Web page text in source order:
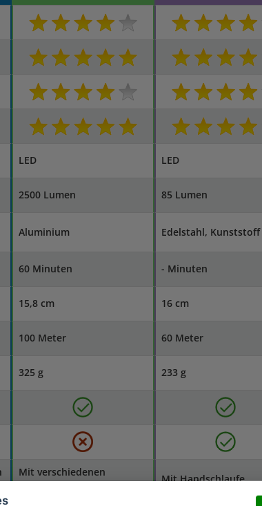
LED LED
2500 Lumen 85 Lumen
Aluminium Edelstahl, Kunststoff
60 Minuten - Minuten
15,8 cm 16 cm
100 Meter 60 Meter
325 g 233 g
Mit verschiedenen
Helligkeitsstufen
Mit Handschlaufe